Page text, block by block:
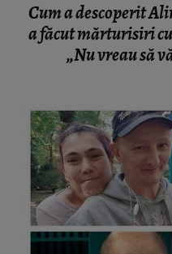
Cum a descoperit
a făcut mărturisiri
„Nu vreau să